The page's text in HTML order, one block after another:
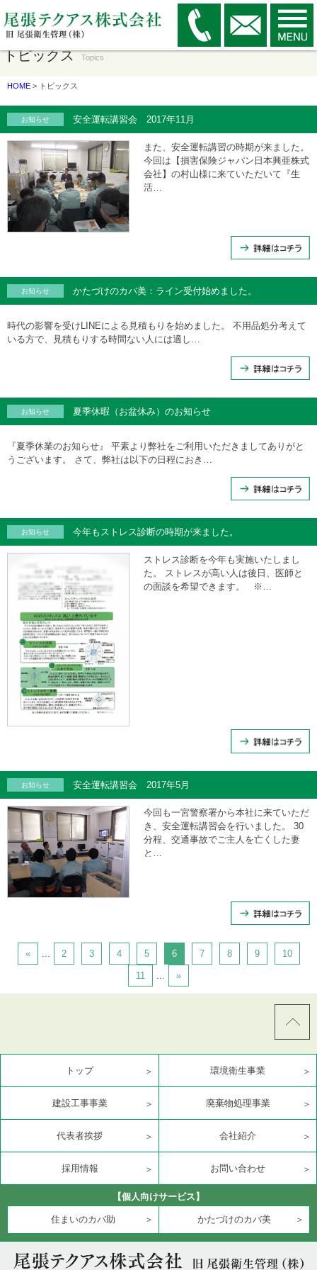
トピックス Topics
HOME > トピックス
お知らせ 安全運転講習会 2017年11月
また、安全運転講習の時期が来ました。
今回は【損害保険ジャパン日本興亜株式
会社】の村山様に来ていただいて『生
活…
お知らせ かたづけのカバ美：ライン受付始めました。
時代の影響を受けLINEによる見積もりを始めました。 不用品処分考えて
いる方で、見積もりする時間ない人には適し…
お知らせ 夏季休暇（お盆休み）のお知らせ
『夏季休業のお知らせ』 平素より弊社をご利用いただきましてありがと
うございます。 さて、弊社は以下の日程におき…
お知らせ 今年もストレス診断の時期が来ました。
ストレス診断を今年も実施いたしまし
た。 ストレスが高い人は後日、医師と
の面談を希望できます。 ※…
お知らせ 安全運転講習会 2017年5月
今回も一宮警察署から本社に来ていただ
き、安全運転講習会を行いました。 30
分程、交通事故でご主人を亡くした妻
と…
« ... 2 3 4 5 6 7 8 9 10
11 ... »
トップ 環境衛生事業
建設工事事業 廃棄物処理事業
代表者挨拶 会社紹介
採用情報 お問い合わせ
【個人向けサービス】
住まいのカバ助 かたづけのカバ美